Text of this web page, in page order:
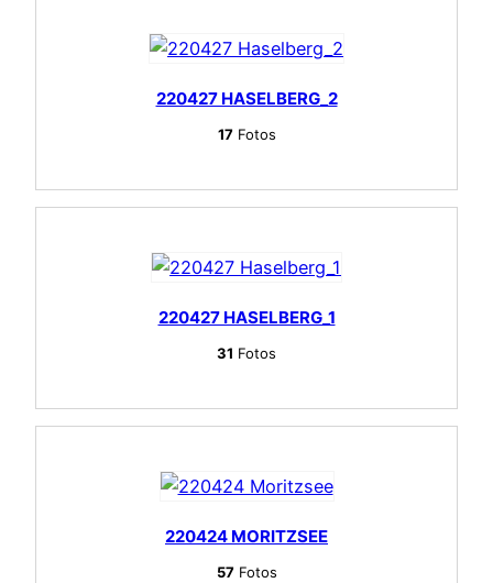
220427 HASELBERG_2
17Fotos
220427 HASELBERG_1
31 Fotos
220424 MORITZSEE
57Fotos